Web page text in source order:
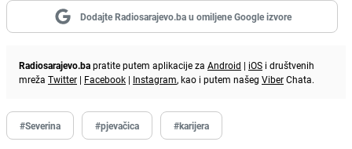
Dodajte Radiosarajevo.ba u omiljene Google izvore
Radiosarajevo.bapratite putem aplikacije za Android | iOS i društvenih
mreža Twitter | Facebook | Instagram, kao i putem našeg ViberChata.
#Severina #pjevačica #karijera